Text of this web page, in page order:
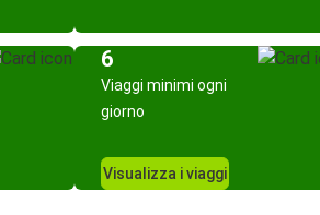
6
Viaggi minimi ogni
giorno
Visualizza i viaggi